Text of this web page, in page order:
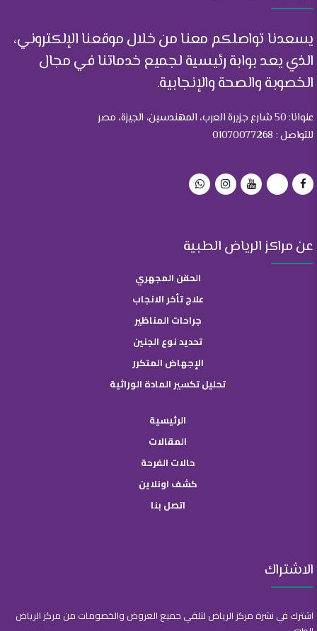
يسعدنا تواصلكم معنا من خلال موقعنا الإلكتروني،
الذي يعد بوابة رئيسية لجميع خدماتنا في مجال
الخصوبة والصحة والإنجابية.
عنوانا: 50 شارع جزيرة العرب، المهندسين، الجيزة، مصر
للتواصل : 01070077268
عن مراكز الرياض الطبية
الحقن المجهري
علاج تأخر الانجاب
جراحات المناظير
تحديد نوع الجنين
الإجهاض المتكرر
تحليل تكسير المادة الوراثية
الرئيسية
المقالات
حالات الفرحة
كشف اونلاين
اتصل بنا
الاشتراك
اشترك في نشرة مركز الرياض لتلقي جميع العروض والخصومات من مركز الرياض